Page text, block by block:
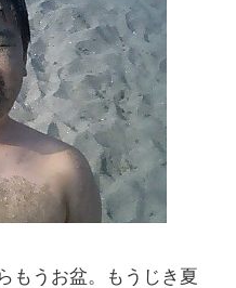
もうお盆。もうじき夏